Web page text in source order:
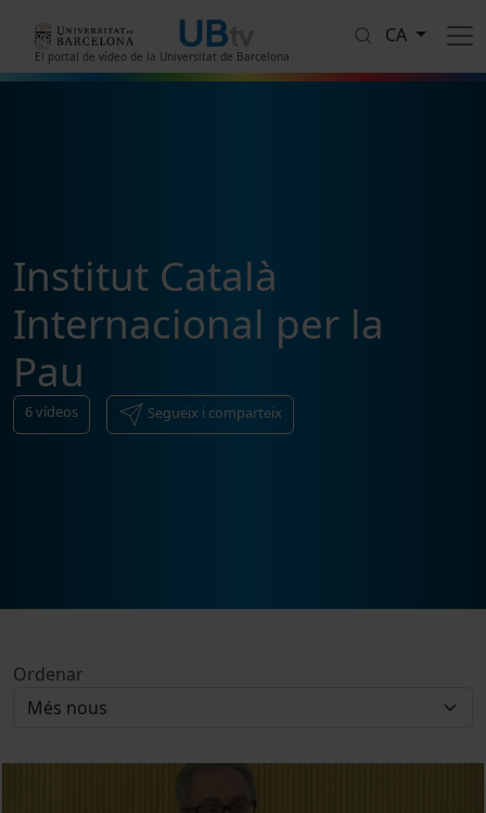
El portal de vídeo de la Universitat de Barcelona
CA
Institut Català
Internacional per la
Pau
6vídeos Segueix i comparteix
Ordenar